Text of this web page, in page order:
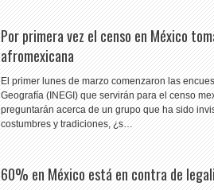
Por primera vez el censo en México
afromexicana
El primer lunes de marzo comenzaron las
Geografía (INEGI) que servirán para el censo
preguntarán acerca de un grupo que ha sido
costumbres y tradiciones, ¿s…
60% en México está en contra de